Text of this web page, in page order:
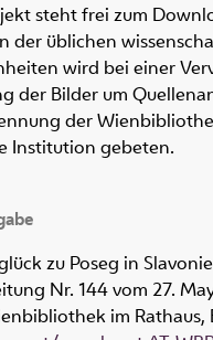
steht frei zum
der üblichen
wird bei einer
der Bilder um
der
Institution gebeten.
zu Poseg in
Nr. 144 vom 27.
im Rathaus,